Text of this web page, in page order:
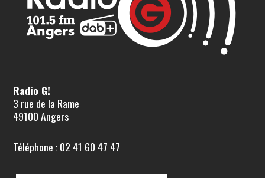
Radio G!
3 rue de la Rame
49100 Angers
Téléphone : 02 41 60 47 47